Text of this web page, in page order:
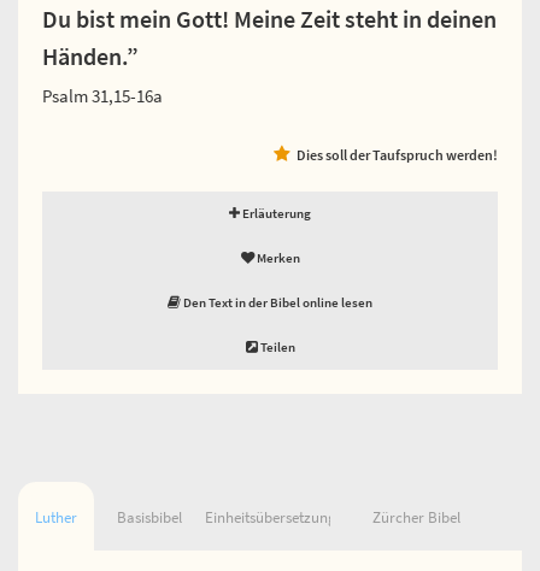
Du bist mein Gott! Meine Zeit steht in deinen
Händen.”
Psalm 31,15-16a
Dies soll der Taufspruch werden!
Erläuterung
Merken
Den Text in der Bibel online lesen
Teilen
Luther Basisbibel Einheitsübersetzung Zürcher Bibel